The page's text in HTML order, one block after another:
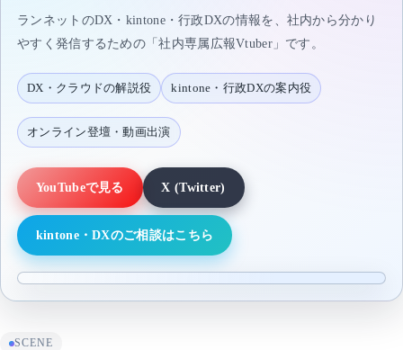
ランネットのDX・kintone・行政DXの情報を、社内から分かり
やすく発信するための「社内専属広報Vtuber」です。
DX・クラウドの解説役 kintone・行政DXの案内役
オンライン登壇・動画出演
YouTubeで見る X (Twitter)
kintone・DXのご相談はこちら
SCENE